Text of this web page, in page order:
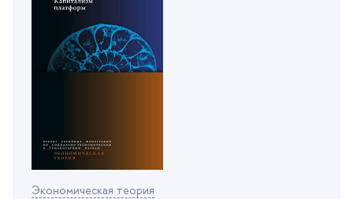
Экономическая теория